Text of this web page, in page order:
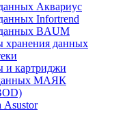
Аквариус
Infortrend
BAUM
хранения данных
и картриджи
МАЯК
Asustor